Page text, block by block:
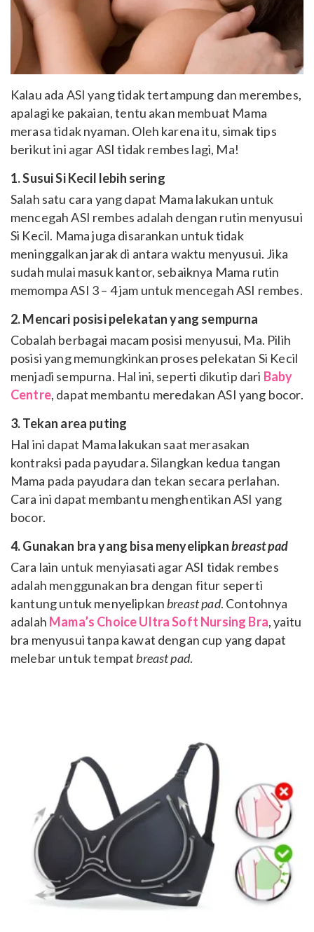
Kalau ada ASI yang tidak tertampung dan merembes,
apalagi ke pakaian, tentu akan membuat Mama
merasa tidak nyaman. Oleh karena itu, simak tips
berikut ini agar ASI tidak rembes lagi, Ma!
1. Susui Si Kecil lebih sering
Salah satu cara yang dapat Mama lakukan untuk
mencegah ASI rembes adalah dengan rutin menyusui
Si Kecil. Mama juga disarankan untuk tidak
meninggalkan jarak di antara waktu menyusui. Jika
sudah mulai masuk kantor, sebaiknya Mama rutin
memompa ASI 3 – 4 jam untuk mencegah ASI rembes.
2. Mencari posisi pelekatan yang sempurna
Cobalah berbagai macam posisi menyusui, Ma. Pilih
posisi yang memungkinkan proses pelekatan Si Kecil
menjadi sempurna. Hal ini, seperti dikutip dari Baby
Centre, dapat membantu meredakan ASI yang bocor.
3. Tekan area puting
Hal ini dapat Mama lakukan saat merasakan
kontraksi pada payudara. Silangkan kedua tangan
Mama pada payudara dan tekan secara perlahan.
Cara ini dapat membantu menghentikan ASI yang
bocor.
4. Gunakan bra yang bisa menyelipkanbreast pad
Cara lain untuk menyiasati agar ASI tidak rembes
adalah menggunakan bra dengan fitur seperti
kantung untuk menyelipkan breast pad. Contohnya
adalah Mama’s Choice Ultra Soft Nursing Bra, yaitu
bra menyusui tanpa kawat dengan cup yang dapat
melebar untuk tempat breast pad.